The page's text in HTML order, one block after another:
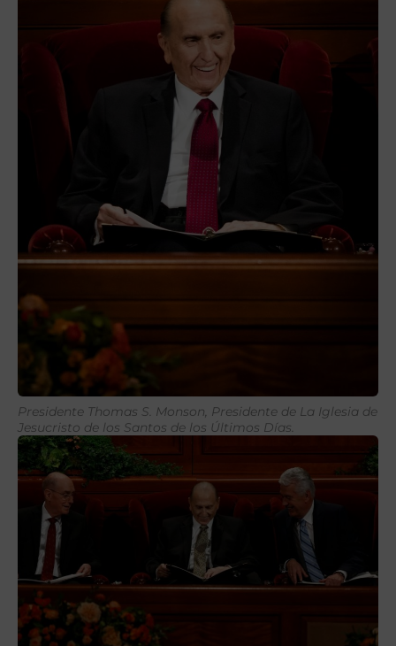
Presidente Thomas S. Monson, Presidente de La Iglesia de
Jesucristo de los Santos de los Últimos Días.